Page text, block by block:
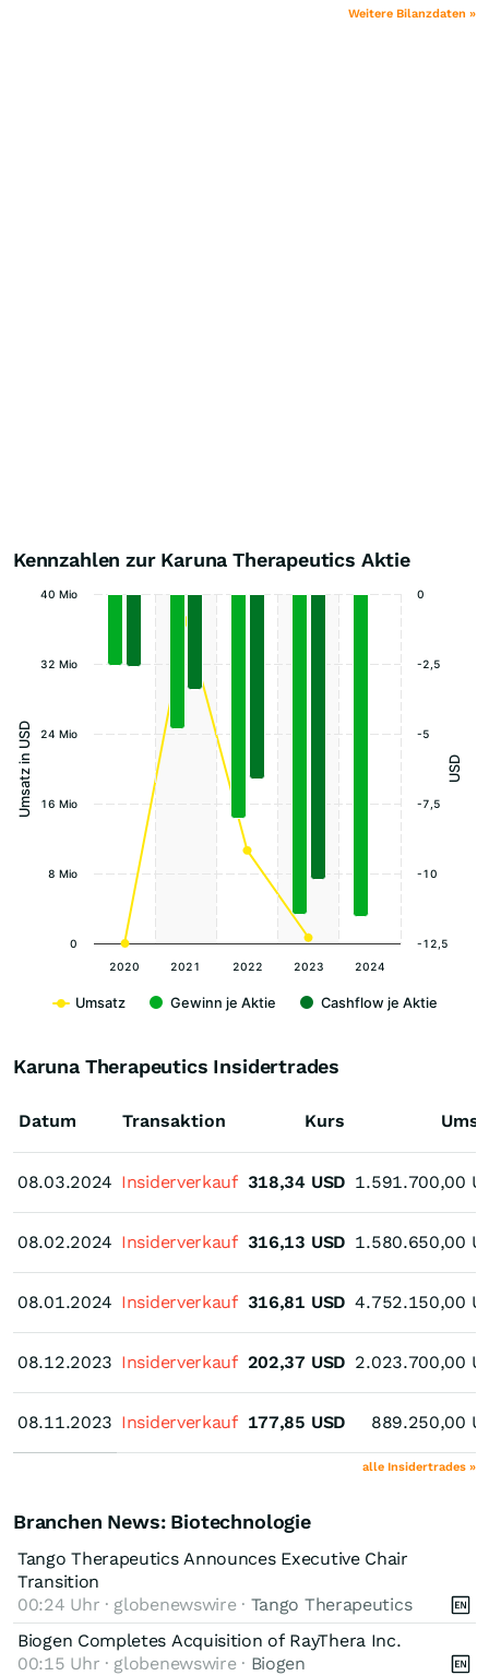
Weitere Bilanzdaten »
Kennzahlen zur Karuna Therapeutics Aktie
Umsatz in USD USD
Umsatz Gewinn je Aktie Cashflow je Aktie
2020 2021 2022 2023 2024
0
8 Mio
16 Mio
24 Mio
32 Mio
40 Mio
-12,5
-10
-7,5
-5
-2,5
0
Karuna Therapeutics Insidertrades
Datum
08.03.2024
08.02.2024
08.01.2024
08.12.2023
08.11.2023
Transaktion Kurs
08.03.2024 Insiderverkauf 318,34 USD 1.591.700,00
08.02.2024 Insiderverkauf 316,13 USD 1.580.650,00
08.01.2024 Insiderverkauf 316,81 USD 4.752.150,00
08.12.2023 Insiderverkauf 202,37 USD 2.023.700,00
08.11.2023 Insiderverkauf 177,85 USD 889.250,00
alle Insidertrades »
Branchen News: Biotechnologie
Tango Therapeutics Announces Executive Chair
Transition
00:24 Uhr · globenewswire · Tango Therapeutics
Biogen Completes Acquisition of RayThera Inc.
00:15 Uhr · globenewswire · Biogen